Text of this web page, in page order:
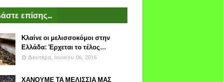
επίσης...
Κλαίνε οι μελισσοκόμοι στην
Ελλάδα: Έρχεται το τέλος...
Δευτέρα, Ιουνίου 06, 2016
ΧΑΝΟΥΜΕ ΤΑ ΜΕΛΙΣΣΙΑ ΜΑΣ